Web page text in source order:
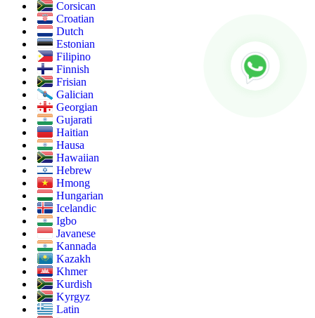
Corsican
Croatian
Dutch
Estonian
Filipino
Finnish
Frisian
Galician
Georgian
Gujarati
Haitian
Hausa
Hawaiian
Hebrew
Hmong
Hungarian
Icelandic
Igbo
Javanese
Kannada
Kazakh
Khmer
Kurdish
Kyrgyz
Latin